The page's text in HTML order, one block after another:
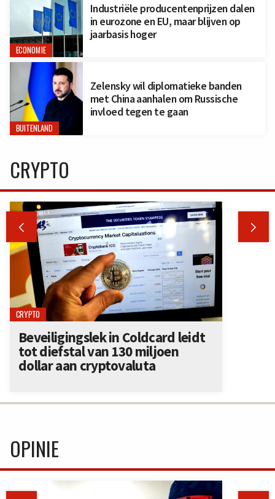
ECONOMIE
Industriële producentenprijzen dalen
in eurozone en EU, maar blijven op
jaarbasis hoger
BUITENLAND
Zelensky wil diplomatieke banden
met China aanhalen om Russische
invloed tegen te gaan
CRYPTO
 
CRYPTO
Beveiligingslek in Coldcard leidt
tot diefstal van 130 miljoen
dollar aan cryptovaluta
OPINIE